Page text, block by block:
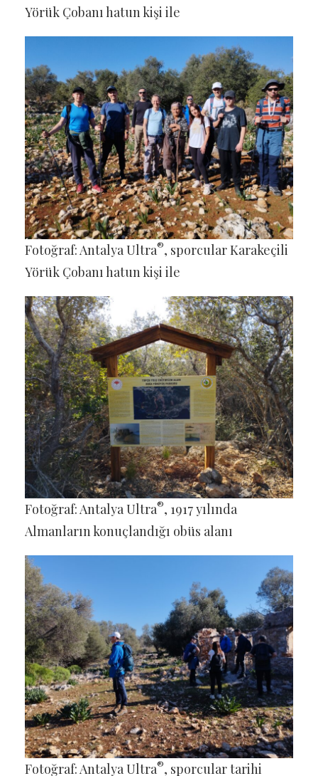
Yörük Çobanı hatun kişi ile
Fotoğraf: Antalya Ultra®, sporcular Karakeçili
Yörük Çobanı hatun kişi ile
Fotoğraf: Antalya Ultra®, 1917 yılında
Almanların konuçlandığı obüs alanı
Fotoğraf: Antalya Ultra®, sporcular tarihi